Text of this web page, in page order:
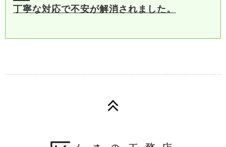
丁寧な対応で不安が解消されました。